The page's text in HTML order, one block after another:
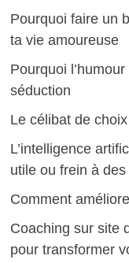
Pourquoi faire un
ta vie amoureuse
Pourquoi
séduction
Le célibat de
L’intelligence
utile ou frein à
Comment
Coaching sur site
pour transformer